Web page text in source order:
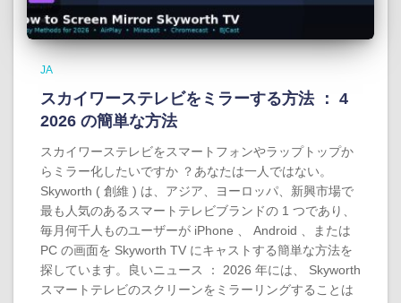
JA
スカイワーステレビをミラーする方法 ： 4
2026 の簡単な方法
スカイワーステレビをスマートフォンやラップトップか
らミラー化したいですか ？あなたは一人ではない。
Skyworth ( 創維 ) は、アジア、ヨーロッパ、新興市場で
最も人気のあるスマートテレビブランドの 1 つであり、
毎月何千人ものユーザーが iPhone 、 Android 、または
PC の画面を Skyworth TV にキャストする簡単な方法を
探しています。良いニュース ： 2026 年には、 Skyworth
スマートテレビのスクリーンをミラーリングすることは